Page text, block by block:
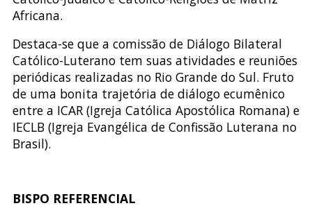
Africana.
Destaca-se que a comissão de Diálogo Bilateral
Católico-Luterano tem suas atividades e reuniões
periódicas realizadas no Rio Grande do Sul. Fruto
de uma bonita trajetória de diálogo ecumênico
entre a ICAR (Igreja Católica Apostólica Romana) e
IECLB (Igreja Evangélica de Confissão Luterana no
Brasil).
BISPO REFERENCIAL